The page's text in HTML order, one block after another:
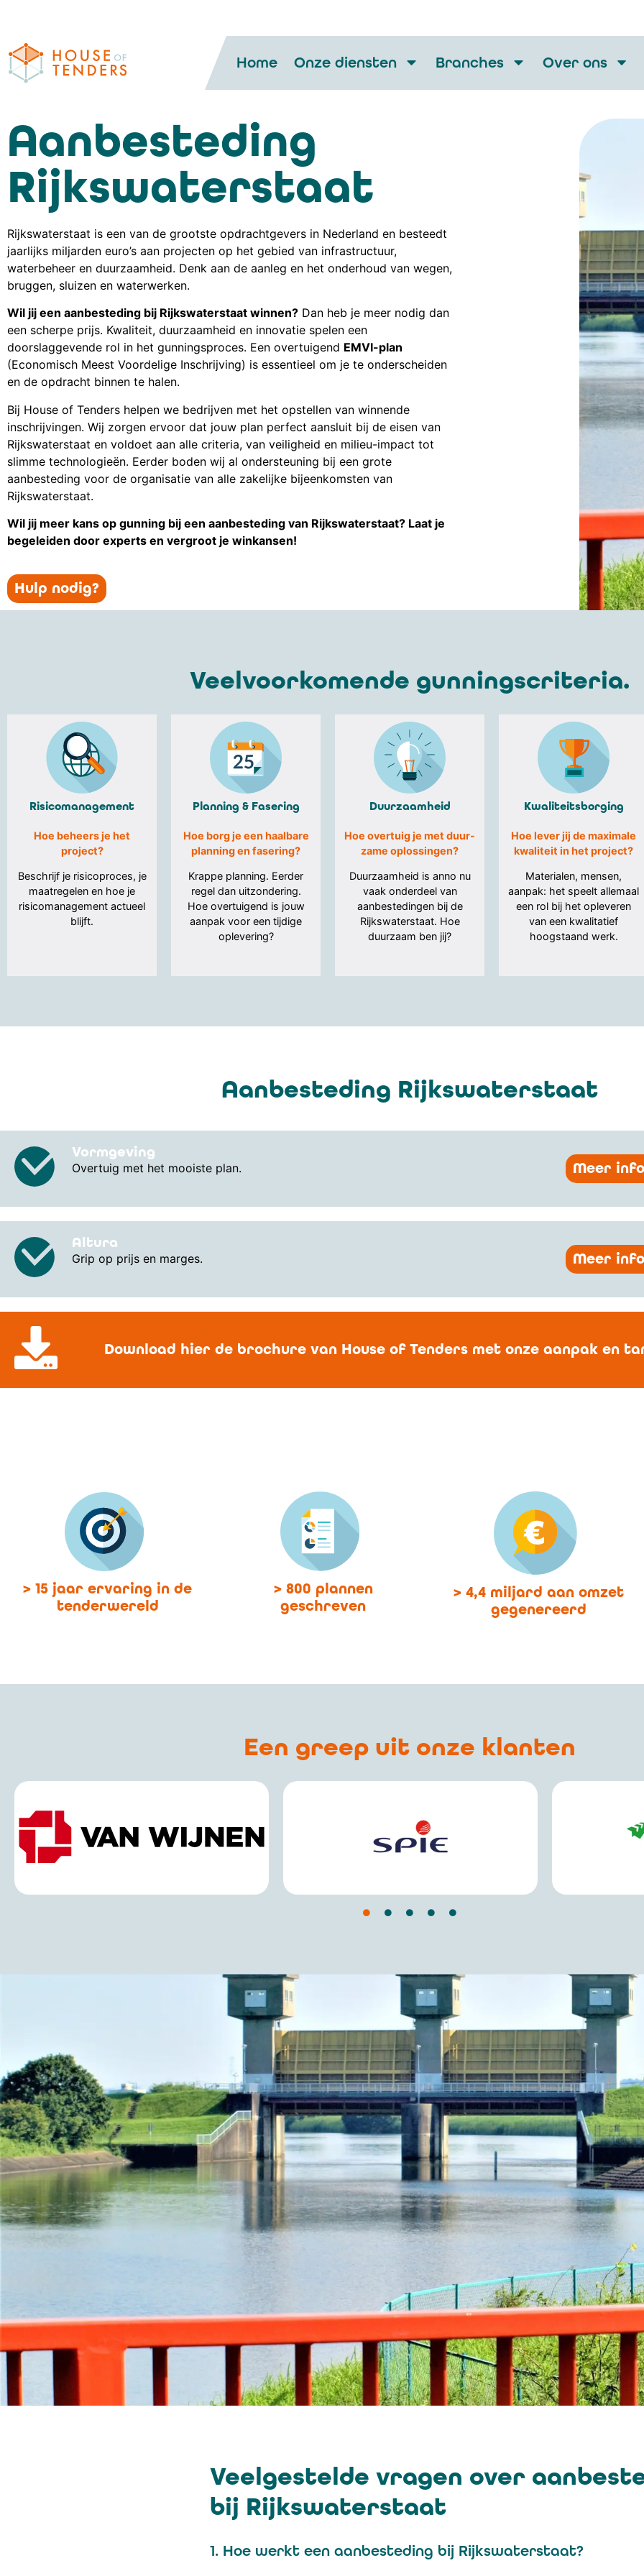
Home Onze diensten Branches Over ons
Aanbesteding
Rijkswaterstaat
Rijkswaterstaat is een van de grootste opdrachtgevers in Nederland en besteedt
jaarlijks miljarden euro’s aan projecten op het gebied van infrastructuur,
waterbeheer en duurzaamheid. Denk aan de aanleg en het onderhoud van wegen,
bruggen, sluizen en waterwerken.
Wil jij een aanbesteding bij Rijkswaterstaat winnen? Dan heb je meer nodig dan
een scherpe prijs. Kwaliteit, duurzaamheid en innovatie spelen een
doorslaggevende rol in het gunningsproces. Een overtuigend EMVI-plan
(Economisch Meest Voordelige Inschrijving) is essentieel om je te onderscheiden
en de opdracht binnen te halen.
Bij House of Tenders helpen we bedrijven met het opstellen van winnende
inschrijvingen. Wij zorgen ervoor dat jouw plan perfect aansluit bij de eisen van
Rijkswaterstaat en voldoet aan alle criteria, van veiligheid en milieu-impact tot
slimme technologieën. Eerder boden wij al ondersteuning bij een grote
aanbesteding voor de organisatie van alle zakelijke bijeenkomsten van
Rijkswaterstaat.
Wil jij meer kans op gunning bij een aanbesteding van Rijkswaterstaat? Laat je
begeleiden door experts en vergroot je winkansen!
Hulp nodig?
Veelvoorkomende gunningscriteria.
Risicomanagement
Hoe beheers je het
project?
Beschrijf je risicoproces, je
maatregelen en hoe je
risicomanagement actueel
blijft.
Planning & Fasering
Hoe borg je een haalbare
planning en fasering?
Krappe planning. Eerder
regel dan uitzondering.
Hoe overtuigend is jouw
aanpak voor een tijdige
oplevering?
Duurzaamheid
Hoe overtuig je met duur-
zame oplossingen?
Duurzaamheid is anno nu
vaak onderdeel van
aanbestedingen bij de
Rijkswaterstaat. Hoe
duurzaam ben jij?
Kwaliteitsborging
Hoe lever jij de maximale
kwaliteit in het project?
Materialen, mensen,
aanpak: het speelt allemaal
een rol bij het opleveren
van een kwalitatief
hoogstaand werk.
Aanbesteding Rijkswaterstaat
Vormgeving
Overtuig met het mooiste plan. Meer
Altura
Grip op prijs en marges. Meer
Download hier de brochure van House of Tenders met onze aanpak en
> 15 jaar ervaring in de
tenderwereld
> 800 plannen
geschreven
> 4,4 miljard aan omzet
gegenereerd
Een greep uit onze klanten
Veelgestelde vragen over
bij Rijkswaterstaat
1. Hoe werkt een aanbesteding bij Rijkswaterstaat?